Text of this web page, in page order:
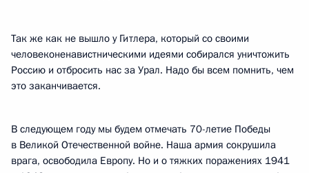
Так же как не вышло у Гитлера, который со своими
человеконенавистническими идеями собирался уничтожить
Россию и отбросить нас за Урал. Надо бы всем помнить, чем
это заканчивается.
В следующем году мы будем отмечать 70-летие Победы
в Великой Отечественной войне. Наша армия сокрушила
врага, освободила Европу. Но и о тяжких поражениях 1941